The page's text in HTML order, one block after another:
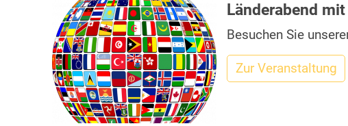
Länderabend
Besuchen Sie
Zur Veranstaltung